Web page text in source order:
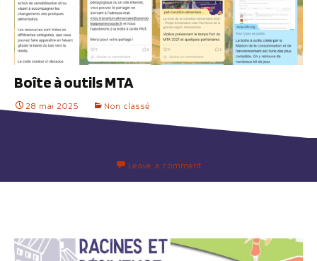
Boîte à outils MTA
28 mai 2025 Non classé
Leave a comment